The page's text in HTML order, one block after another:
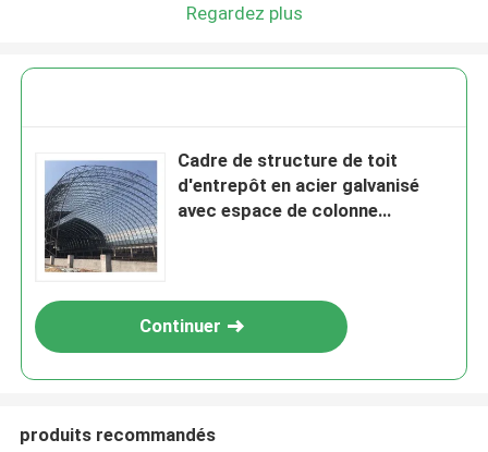
Regardez plus
Cadre de structure de toit
d'entrepôt en acier galvanisé
avec espace de colonne
Continuer
produits recommandés